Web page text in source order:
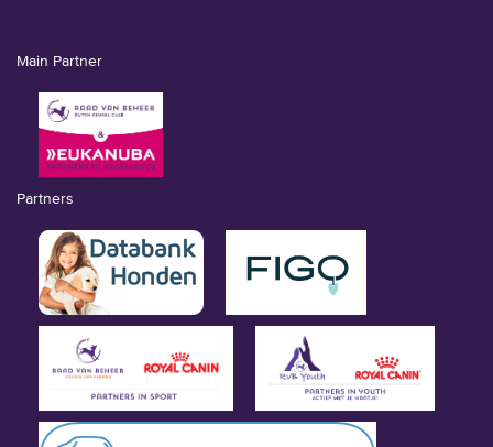
Main Partner
Partners